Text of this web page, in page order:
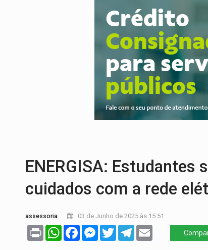
Quadrilha é flagrada com
BAIRRO TEIXEIRÃO:MPF cobra
SUCESSO NA ABERTURA: 2ª Feira
REESTRUTURAÇÃO:Secretário da
SAÚDE INDÍGENA: Pirahã terão
ECONOMIA:Dia dos pais deve
ENERGISA: Estudantes
cuidados com a rede
assessoria 03 de Junho de 2025 às 15:51
Print WhatsAppFacebookMessenger
TwitterTelegram